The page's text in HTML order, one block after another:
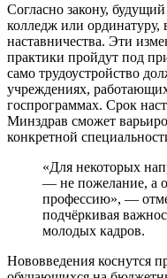
Согласно закону,
колледж или ординатуру,
наставничества. Эти
практики пройдут под
само трудоустройство
учреждениях,
госпрограммах. Срок
Минздрав сможет
конкретной
«Для некоторых
— не пожелание, а
профессию», —
подчёркивая
молодых кадров.
Нововведения коснутся